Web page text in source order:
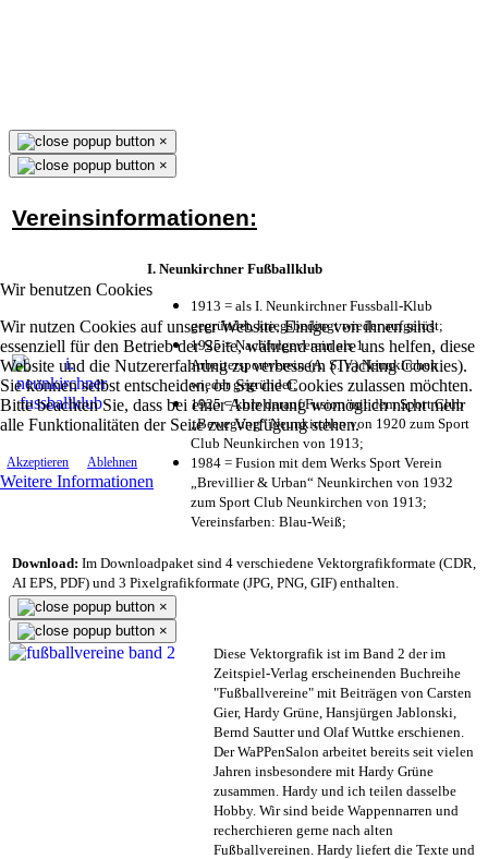
Wir benutzen Cookies
Wir nutzen Cookies auf unserer Website. Einige von ihnen sind
essenziell für den Betrieb der Seite, während andere uns helfen, diese
Website und die Nutzererfahrung zu verbessern (Tracking Cookies).
Sie können selbst entscheiden, ob Sie die Cookies zulassen möchten.
Bitte beachten Sie, dass bei einer Ablehnung womöglich nicht mehr
alle Funktionalitäten der Seite zur Verfügung stehen.
Akzeptieren Ablehnen
Weitere Informationen
×
×
Vereinsinformationen:
I. Neunkirchner Fußballklub
1913 = als I. Neunkirchner Fussball-Klub
gegründet, kriegsbedingt wieder aufgelöst;
1925 = Nachfolgeverein als 1.
Arbeitersportverein (A. S. V.) Neunkirchen
wieder gegründet;
1925 = kurz darauf Fusion mit dem Sport Club
„Bewegung“ Neunkirchen von 1920 zum Sport
Club Neunkirchen von 1913;
1984 = Fusion mit dem Werks Sport Verein
„Brevillier & Urban“ Neunkirchen von 1932
zum Sport Club Neunkirchen von 1913;
Vereinsfarben: Blau-Weiß;
Download: Im Downloadpaket sind 4 verschiedene Vektorgrafikformate (CDR,
AI EPS, PDF) und 3 Pixelgrafikformate (JPG, PNG, GIF) enthalten.
×
×
Diese Vektorgrafik ist im Band 2 der im
Zeitspiel-Verlag erscheinenden Buchreihe
"Fußballvereine" mit Beiträgen von Carsten
Gier, Hardy Grüne, Hansjürgen Jablonski,
Bernd Sautter und Olaf Wuttke erschienen.
Der WaPPenSalon arbeitet bereits seit vielen
Jahren insbesondere mit Hardy Grüne
zusammen. Hardy und ich teilen dasselbe
Hobby. Wir sind beide Wappennarren und
recherchieren gerne nach alten
Fußballvereinen. Hardy liefert die Texte und